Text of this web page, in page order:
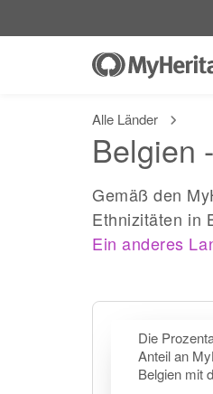
Alle Länder
Belgien
Gemäß den
Ethnizitäten in
Ein anderes
Die
Anteil an
Belgien mit